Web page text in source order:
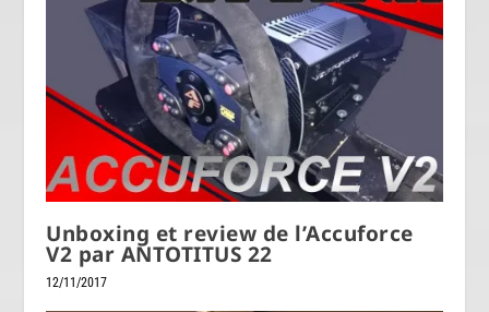
Unboxing et review de l’Accuforce
V2 par ANTOTITUS 22
12/11/2017